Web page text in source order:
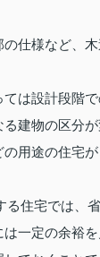
仕様など、
は設計段階
建物の区分
用途の住宅
る住宅では、
一定の余裕を